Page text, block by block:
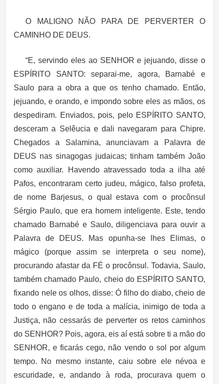
O MALIGNO NÃO PARA DE PERVERTER O
CAMINHO DE DEUS.
“E, servindo eles ao SENHOR e jejuando, disse o
ESPÍRITO SANTO: separai-me, agora, Barnabé e
Saulo para a obra a que os tenho chamado. Então,
jejuando, e orando, e impondo sobre eles as mãos, os
despediram. Enviados, pois, pelo ESPÍRITO SANTO,
desceram a Selêucia e dali navegaram para Chipre.
Chegados a Salamina, anunciavam a Palavra de
DEUS nas sinagogas judaicas; tinham também João
como auxiliar. Havendo atravessado toda a ilha até
Pafos, encontraram certo judeu, mágico, falso profeta,
de nome Barjesus, o qual estava com o procônsul
Sérgio Paulo, que era homem inteligente. Este, tendo
chamado Barnabé e Saulo, diligenciava para ouvir a
Palavra de DEUS. Mas opunha-se lhes Elimas, o
mágico (porque assim se interpreta o seu nome),
procurando afastar da FÉ o procônsul. Todavia, Saulo,
também chamado Paulo, cheio do ESPÍRITO SANTO,
fixando nele os olhos, disse: Ó filho do diabo, cheio de
todo o engano e de toda a malícia, inimigo de toda a
Justiça, não cessarás de perverter os retos caminhos
do SENHOR? Pois, agora, eis aí está sobre ti a mão do
SENHOR, e ficarás cego, não vendo o sol por algum
tempo. No mesmo instante, caiu sobre ele névoa e
escuridade, e, andando à roda, procurava quem o